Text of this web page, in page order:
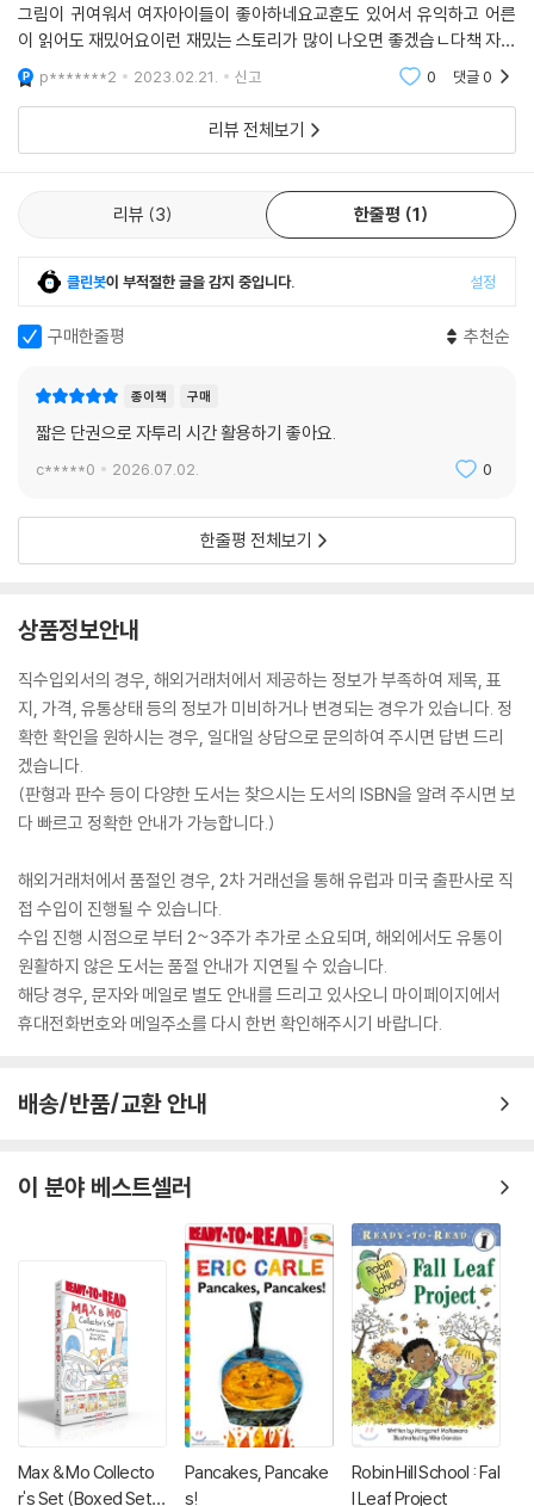
그림이 귀여워서 여자아이들이 좋아하네요교훈도 있어서 유익하고 어른
이 읽어도 재밌어요이런 재밌는 스토리가 많이 나오면 좋겠습ㄴ다책 자체
는 그리 두껍지 않고 얇은편이에요 내용이나 단어도 어렵지 않은 편인거같
아요표현이 쉬워서 술술
p*******2 2023.02.21. 신고 0 댓글0
리뷰 전체보기
리뷰 3 한줄평 1
클린봇이 부적절한 글을 감지 중입니다. 설정
구매한줄평 추천순
종이책 구매
짧은 단권으로 자투리 시간 활용하기 좋아요.
c*****0 2026.07.02. 0
한줄평 전체보기
상품정보안내
직수입외서의 경우, 해외거래처에서 제공하는 정보가 부족하여 제목, 표
지, 가격, 유통상태 등의 정보가 미비하거나 변경되는 경우가 있습니다. 정
확한 확인을 원하시는 경우, 일대일 상담으로 문의하여 주시면 답변 드리
겠습니다.
(판형과 판수 등이 다양한 도서는 찾으시는 도서의 ISBN을 알려 주시면 보
다 빠르고 정확한 안내가 가능합니다.)
해외거래처에서 품절인 경우, 2차 거래선을 통해 유럽과 미국 출판사로 직
접 수입이 진행될 수 있습니다.
수입 진행 시점으로 부터 2~3주가 추가로 소요되며, 해외에서도 유통이
원활하지 않은 도서는 품절 안내가 지연될 수 있습니다.
해당 경우, 문자와 메일로 별도 안내를 드리고 있사오니 마이페이지에서
휴대전화번호와 메일주소를 다시 한번 확인해주시기 바랍니다.
배송/반품/교환 안내
이 분야 베스트셀러
Max & Mo Collecto
r's Set (Boxed Set):
Pancakes, Pancake
s!
Robin Hill School : Fal
l Leaf Project